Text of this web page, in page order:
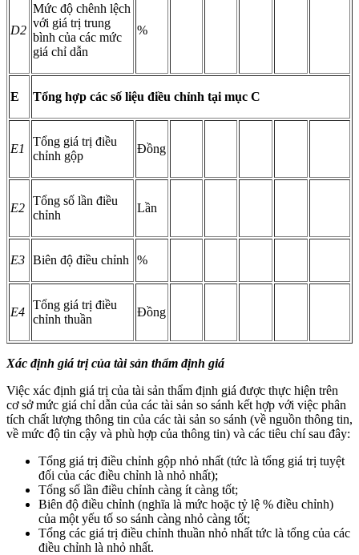
D2
Mức độ chênh lệch
với giá trị trung
bình của các mức
giá chỉ dẫn
%
E Tổng hợp các số liệu điều chỉnh tại mục C
E1
Tổng giá trị điều
chỉnh gộp
Đồng
E2
Tổng số lần điều
chỉnh
Lần
E3 Biên độ điều chỉnh %
E4
Tổng giá trị điều
chỉnh thuần
Đồng
Xác định giá trị của tài sản thẩm định giá
Việc xác định giá trị của tài sản thẩm định giá được thực hiện trên
cơ sở mức giá chỉ dẫn của các tài sản so sánh kết hợp với việc phân
tích chất lượng thông tin của các tài sản so sánh (về nguồn thông tin,
về mức độ tin cậy và phù hợp của thông tin) và các tiêu chí sau đây:
Tổng giá trị điều chỉnh gộp nhỏ nhất (tức là tổng giá trị tuyệt
đối của các điều chỉnh là nhỏ nhất);
Tổng số lần điều chỉnh càng ít càng tốt;
Biên độ điều chỉnh (nghĩa là mức hoặc tỷ lệ % điều chỉnh)
của một yếu tố so sánh càng nhỏ càng tốt;
Tổng các giá trị điều chỉnh thuần nhỏ nhất tức là tổng của các
điều chỉnh là nhỏ nhất.